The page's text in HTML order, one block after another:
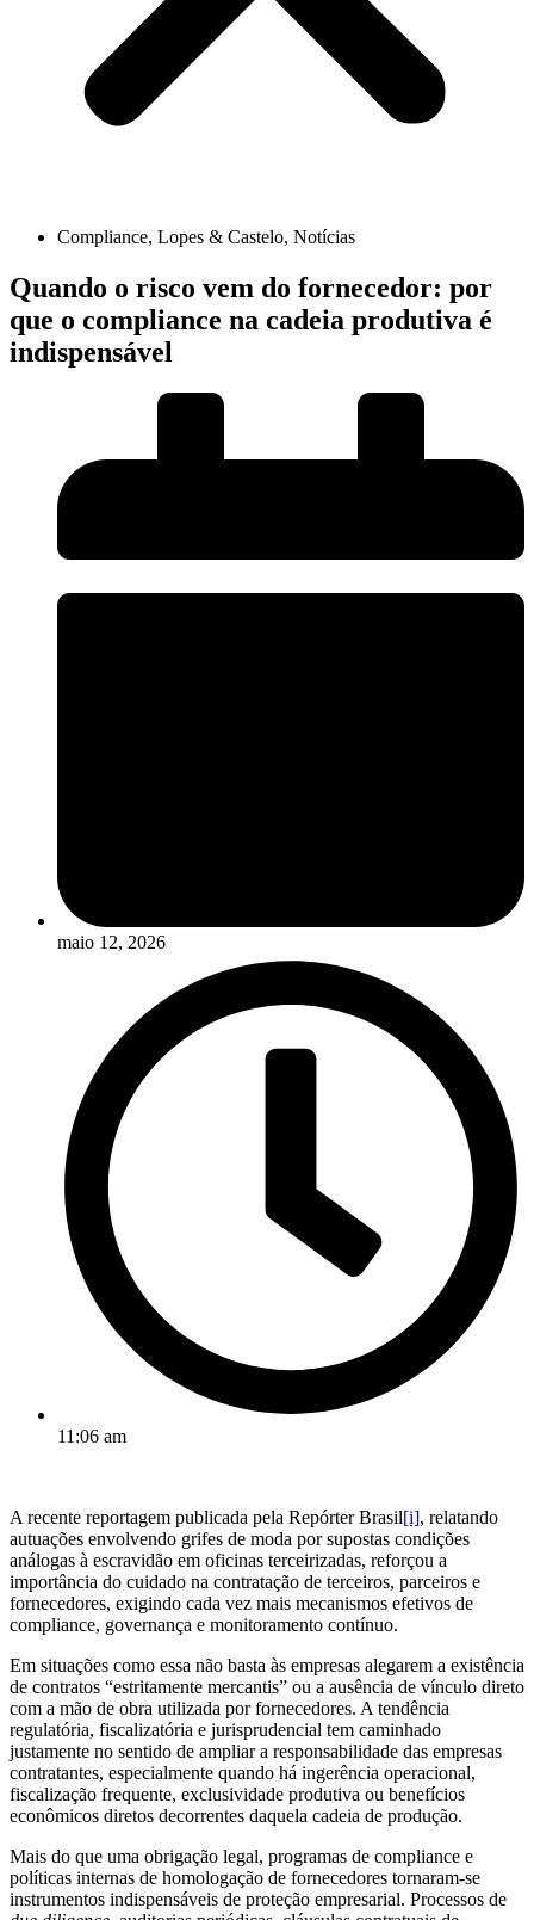
Compliance, Lopes & Castelo, Notícias
Quando o risco vem do fornecedor: por
que o compliance na cadeia produtiva é
indispensável
maio 12, 2026
11:06 am
A recente reportagem publicada pela Repórter Brasil[i], relatando
autuações envolvendo grifes de moda por supostas condições
análogas à escravidão em oficinas terceirizadas, reforçou a
importância do cuidado na contratação de terceiros, parceiros e
fornecedores, exigindo cada vez mais mecanismos efetivos de
compliance, governança e monitoramento contínuo.
Em situações como essa não basta às empresas alegarem a existência
de contratos “estritamente mercantis” ou a ausência de vínculo direto
com a mão de obra utilizada por fornecedores. A tendência
regulatória, fiscalizatória e jurisprudencial tem caminhado
justamente no sentido de ampliar a responsabilidade das empresas
contratantes, especialmente quando há ingerência operacional,
fiscalização frequente, exclusividade produtiva ou benefícios
econômicos diretos decorrentes daquela cadeia de produção.
Mais do que uma obrigação legal, programas de compliance e
políticas internas de homologação de fornecedores tornaram-se
instrumentos indispensáveis de proteção empresarial. Processos de